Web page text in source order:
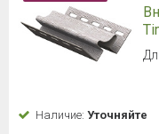
Наличие: Уточняйте